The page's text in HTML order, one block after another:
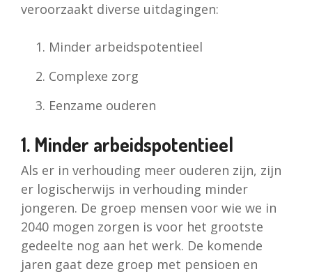
veroorzaakt diverse uitdagingen:
Minder arbeidspotentieel
Complexe zorg
Eenzame ouderen
1. Minder arbeidspotentieel
Als er in verhouding meer ouderen zijn, zijn
er logischerwijs in verhouding minder
jongeren. De groep mensen voor wie we in
2040 mogen zorgen is voor het grootste
gedeelte nog aan het werk. De komende
jaren gaat deze groep met pensioen en